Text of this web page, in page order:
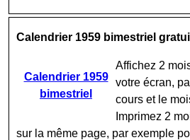
Calendrier 1959 bimestriel
Calendrier 1959
bimestriel
Affichez 2
votre écran,
cours et le
Imprimez 2
sur la même page, par exemple